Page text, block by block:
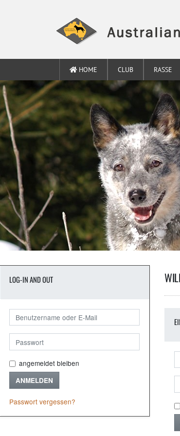
HOME CLUB RASSE
LOG-IN AND OUT
angemeldet bleiben
ANMELDEN
Passwort vergessen?